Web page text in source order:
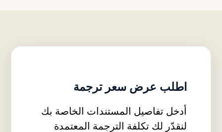
اطلب عرض سعر ترجمة
أدخل تفاصيل المستندات الخاصة بك
لنقدّر لك تكلفة الترجمة المعتمدة